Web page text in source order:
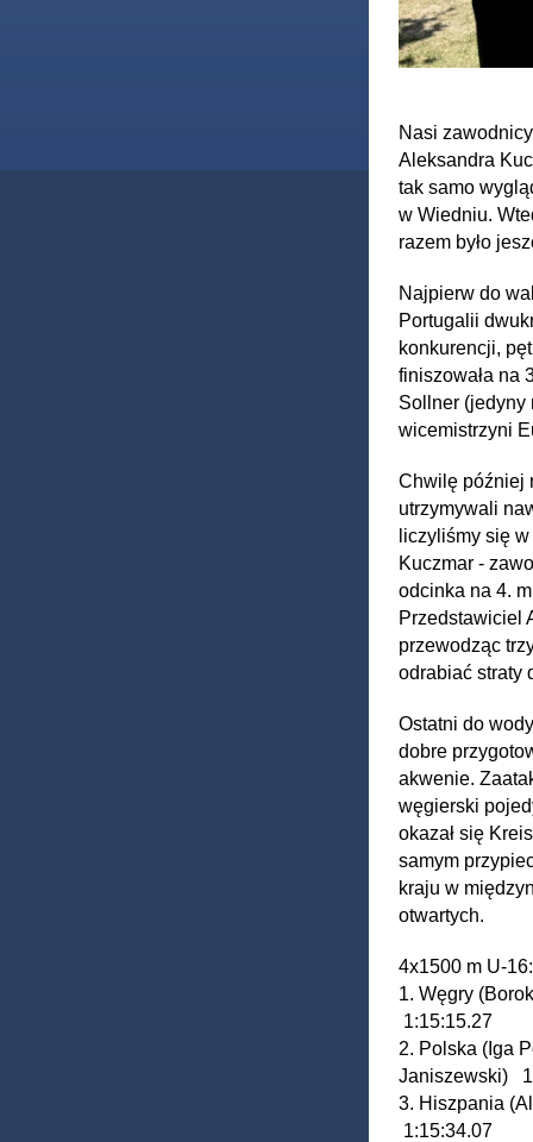
Nasi
Aleksandra
tak samo
w Wiedniu.
razem było
Najpierw do
Portugalii
konkurencji,
finiszowała na
Sollner (jedyny
wicemistrzyni
Chwilę później
utrzymywali
liczyliśmy się
Kuczmar -
odcinka na 4.
Przedstawiciel
przewodząc
odrabiać straty
Ostatni do
dobre
akwenie.
węgierski
okazał się
samym
kraju w
otwartych.
4x1500 m U-
1. Węgry
1:15:15.27
2. Polska (Iga
Janiszewski)
3. Hiszpania
1:15:34.07